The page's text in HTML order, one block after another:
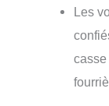
Les
casse